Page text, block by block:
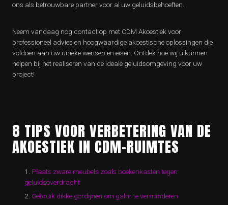
ons als betrouwbare partner voor al uw geluidsbehoeften.
Neem vandaag nog contact op met CDM Akoestiek voor
professioneel advies en hoogwaardige akoestische oplossingen die
voldoen aan uw unieke wensen en eisen. Ontdek hoe wij u kunnen
helpen bij het realiseren van de ideale geluidsomgeving voor uw
project!
8 TIPS VOOR VERBETERING VAN DE
AKOESTIEK IN CDM-RUIMTES
Plaats zware meubels zoals boekenkasten tegen
geluidsoverdracht
Gebruik dikke gordijnen om galm te verminderen